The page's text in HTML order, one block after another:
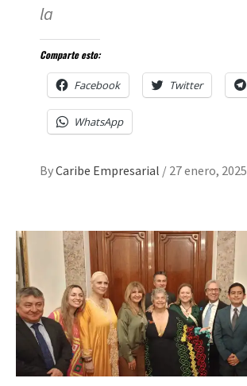
la
Comparte esto:
Facebook Twitter
WhatsApp
ByCaribe Empresarial / 27 enero, 2025